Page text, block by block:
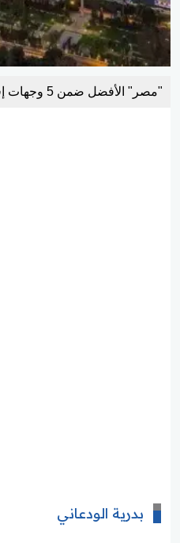
"مصر" الأفضل ضمن 5 وجهات إفريقية في الاستثمارات الخاصة
بدرية الودعاني